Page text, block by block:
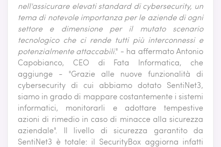
nell'assicurare elevati standard di cybersecurity, un
tema di notevole importanza per le aziende di ogni
settore e dimensione per il mutato scenario
tecnologico che ci rende tutti più interconnessi e
potenzialmente attaccabili." - ha affermato Antonio
Capobianco, CEO di Fata Informatica, che
aggiunge - "Grazie alle nuove funzionalità di
cybersecurity di cui abbiamo dotato SentiNet3,
siamo in grado di mappare costantemente i sistemi
informatici, monitorarli e adottare tempestive
azioni di rimedio in caso di minacce alla sicurezza
aziendale". Il livello di sicurezza garantito da
SentiNet3 è totale: il SecurityBox aggiorna infatti